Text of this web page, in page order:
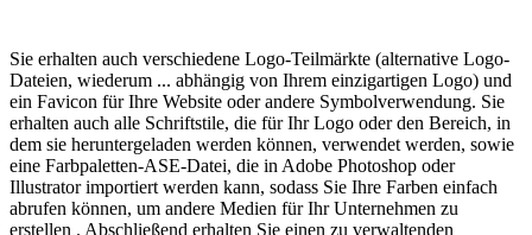
Sie erhalten auch verschiedene Logo-Teilmärkte (alternative Logo-
Dateien, wiederum ... abhängig von Ihrem einzigartigen Logo) und
ein Favicon für Ihre Website oder andere Symbolverwendung. Sie
erhalten auch alle Schriftstile, die für Ihr Logo oder den Bereich, in
dem sie heruntergeladen werden können, verwendet werden, sowie
eine Farbpaletten-ASE-Datei, die in Adobe Photoshop oder
Illustrator importiert werden kann, sodass Sie Ihre Farben einfach
abrufen können, um andere Medien für Ihr Unternehmen zu
erstellen . Abschließend erhalten Sie einen zu verwaltenden